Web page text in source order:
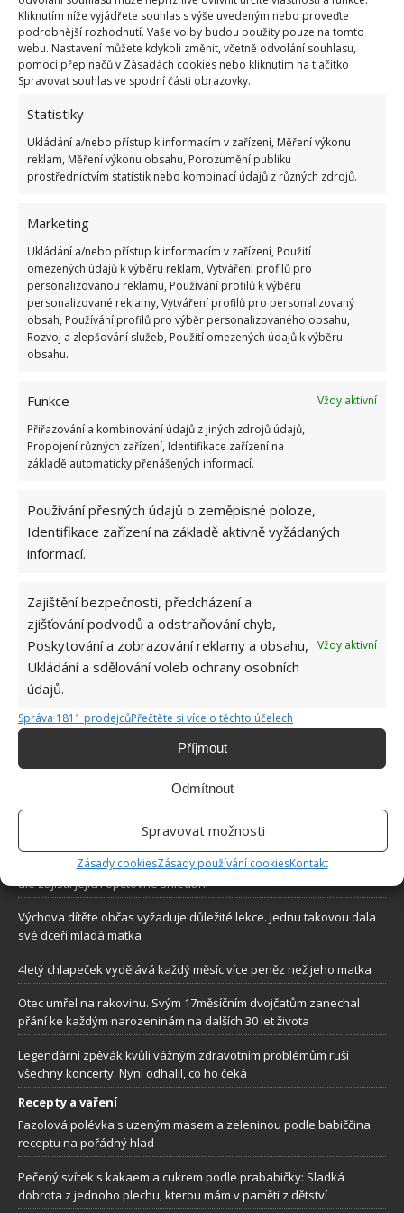
Kliknutím níže vyjádřete souhlas s výše uvedeným nebo proveďte
podrobnější rozhodnutí. Vaše volby budou použity pouze na tomto
webu. Nastavení můžete kdykoli změnit, včetně odvolání souhlasu,
pomocí přepínačů v Zásadách cookies nebo kliknutím na tlačítko
Spravovat souhlas ve spodní části obrazovky.
Statistiky
Ukládání a/nebo přístup k informacím v zařízení, Měření výkonu
reklam, Měření výkonu obsahu, Porozumění publiku
prostřednictvím statistik nebo kombinací údajů z různých zdrojů.
Marketing
Ukládání a/nebo přístup k informacím v zařízení, Použití
omezených údajů k výběru reklam, Vytváření profilů pro
personalizovanou reklamu, Používání profilů k výběru
personalizované reklamy, Vytváření profilů pro personalizovaný
obsah, Používání profilů pro výběr personalizovaného obsahu,
Rozvoj a zlepšování služeb, Použití omezených údajů k výběru
obsahu.
Funkce
Vždy aktivní
Přiřazování a kombinování údajů z jiných zdrojů údajů,
Propojení různých zařízení, Identifikace zařízení na
základě automaticky přenášených informací.
Používání přesných údajů o zeměpisné poloze,
Identifikace zařízení na základě aktivně vyžádaných
informací.
Zajištění bezpečnosti, předcházení a
zjišťování podvodů a odstraňování chyb,
Poskytování a zobrazování reklamy a obsahu,
Ukládání a sdělování voleb ochrany osobních
údajů.
Vždy aktivní
Správa 1811 prodejcůPřečtěte si více o těchto účelech
Příjmout
Odmítnout
Spravovat možnosti
Zásady cookiesZásady používání cookiesKontakt
23.6.2026
Retro kvíz o oblíbených autech v dobách
socialismu: Tehdejší řidiči musí získat 10 z 10
ŽHAVÉ NOVINKY
Mouchy raději poletí o domácnost dále. Kromě
chemikálií je odpudí i citron s hřebíčkem
8.8.2026
problém. Pomůže i zatemňování a načasované
8.8.2026
i při nakládání. Díky tomuto postupu chutnají
fantasticky
O WEBU
Sháníte zajímavé tipy jak vylepšit Váš domov? Originální nápady,
aktuální trendy, praktické rady i inspirativní fotografie najdete na
stránkách internetového magazínuBydlimeutulne.cz
Žena nevěřila, že ještě někdy potká svého psa. Nečekaný telefonát
ale zajistil jejich opětovné shledaní
Výchova dítěte občas vyžaduje důležité lekce. Jednu takovou dala
své dceři mladá matka
4letý chlapeček vydělává každý měsíc více peněz než jeho matka
Otec umřel na rakovinu. Svým 17měsíčním dvojčatům zanechal
přání ke každým narozeninám na dalších 30 let života
Legendární zpěvák kvůli vážným zdravotním problémům ruší
všechny koncerty. Nyní odhalil, co ho čeká
Recepty a vaření
Fazolová polévka s uzeným masem a zeleninou podle babiččina
receptu na pořádný hlad
Pečený svítek s kakaem a cukrem podle prababičky: Sladká
dobrota z jednoho plechu, kterou mám v paměti z dětství